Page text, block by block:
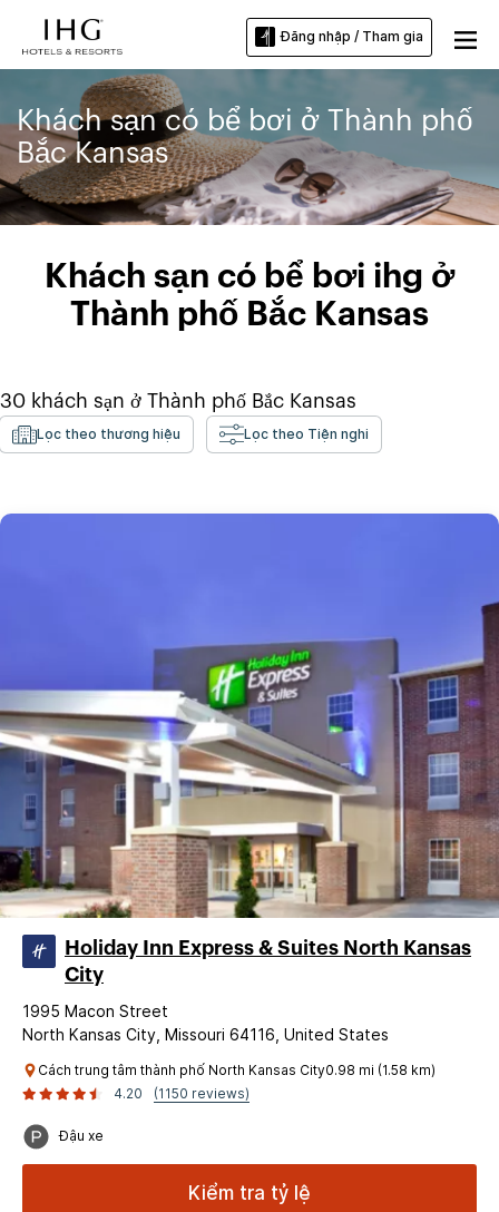
Đăng nhập / Tham gia
Khách sạn có bể bơi ở Thành phố
Bắc Kansas
Khách sạn có bể bơi ihg ở
Thành phố Bắc Kansas
30 khách sạn ở Thành phố Bắc Kansas
Lọc theo thương hiệu Lọc theo Tiện nghi
Holiday Inn Express & Suites North Kansas
City
1995 Macon Street
North Kansas City, Missouri 64116, United States
Cách trung tâm thành phố North Kansas City0.98 mi (1.58 km)
4.20
(1150 reviews)
Đậu xe
Kiểm tra tỷ lệ